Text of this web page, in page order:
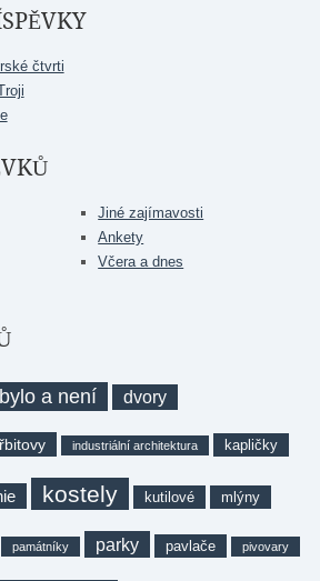
čtvrti
Jiné zajímavosti
Ankety
Včera a dnes
bylo a není dvory
industriální architektura kapličky
kostely kutilové mlýny
památníky parky pavlače pivovary